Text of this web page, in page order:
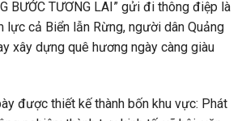
BƯỚC TƯƠNG LAI” gửi đi thông điệp là
lực cả Biển lẫn Rừng, người dân Quảng
xây dựng quê hương ngày càng giàu
được thiết kế thành bốn khu vực: Phát